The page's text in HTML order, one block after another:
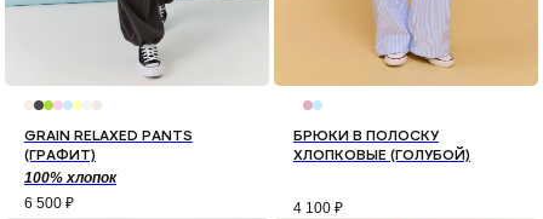
GRAIN RELAXED PANTS
(ГРАФИТ)
100% хлопок
6 500 ₽
БРЮКИ В ПОЛОСКУ
ХЛОПКОВЫЕ (ГОЛУБОЙ)
4 100 ₽